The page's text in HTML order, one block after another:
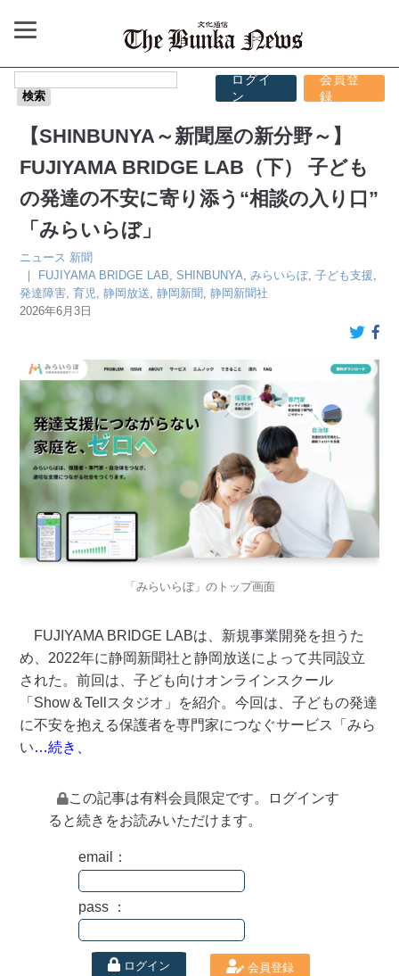
ログイ
ン
会員登
録
【SHINBUNYA～新聞屋の新分野～】
FUJIYAMA BRIDGE LAB（下） 子ども
の発達の不安に寄り添う“相談の入り口”
「みらいらぼ」
ニュース 新聞
｜ FUJIYAMA BRIDGE LAB ,SHINBUNYA ,みらいらぼ,子ども支援
発達障害 ,育児 ,静岡放送 ,静岡新聞 ,静岡新聞社
2026年6月3日
「みらいらぼ」のトップ画面
FUJIYAMA BRIDGE LABは、新規事業開発を担うた
め、2022年に静岡新聞社と静岡放送によって共同設立
された。前回は、子ども向けオンラインスクール
「Show＆Tellスタジオ」を紹介。今回は、子どもの発達
に不安を抱える保護者を専門家につなぐサービス「みら
い…続き、
この記事は有料会員限定です。ログインす
ると続きをお読みいただけます。
email：
pass ：
ログイン 会員登録